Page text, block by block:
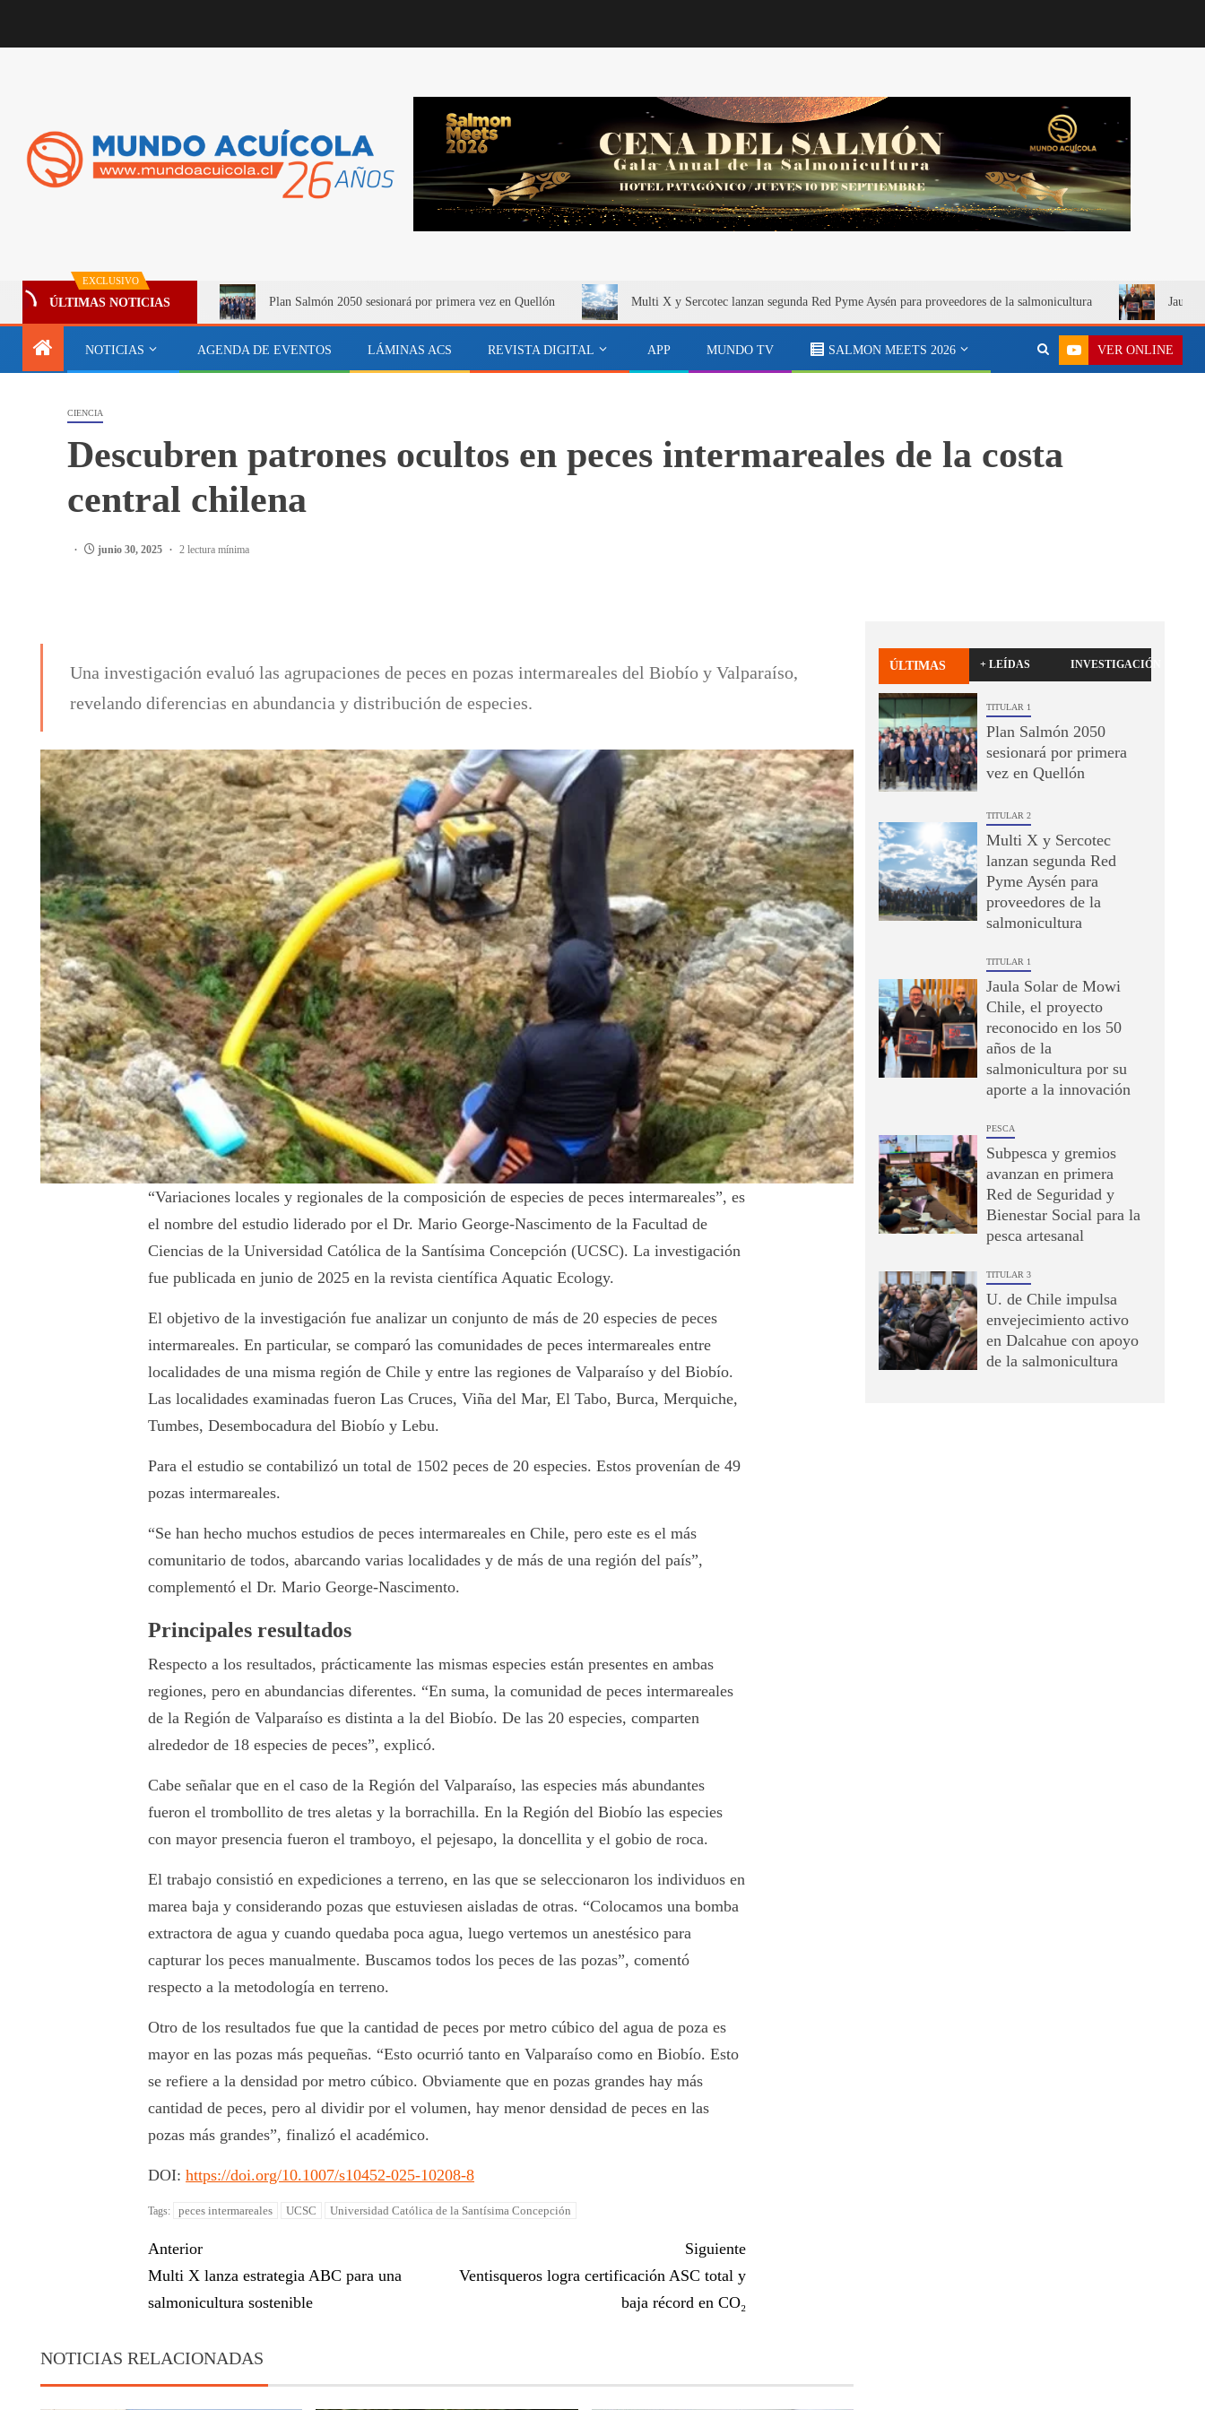
EXCLUSIVO
ÚLTIMAS NOTICIAS Plan Salmón 2050 sesionará por primera vez en Quellón Multi X y Sercotec lanzan segunda Red Pyme Aysén para proveedores de la salmonicultura Jaula
NOTICIAS AGENDA DE EVENTOS LÁMINAS ACS REVISTA DIGITAL APP MUNDO TV SALMON MEETS 2026 VER ONLINE
CIENCIA
Descubren patrones ocultos en peces intermareales de la costa
central chilena
junio 30, 2025 2 lectura mínima
Una investigación evaluó las agrupaciones de peces en pozas intermareales del Biobío y Valparaíso,
revelando diferencias en abundancia y distribución de especies.
“Variaciones locales y regionales de la composición de especies de peces intermareales”, es
el nombre del estudio liderado por el Dr. Mario George-Nascimento de la Facultad de
Ciencias de la Universidad Católica de la Santísima Concepción (UCSC). La investigación
fue publicada en junio de 2025 en la revista científica Aquatic Ecology.
El objetivo de la investigación fue analizar un conjunto de más de 20 especies de peces
intermareales. En particular, se comparó las comunidades de peces intermareales entre
localidades de una misma región de Chile y entre las regiones de Valparaíso y del Biobío.
Las localidades examinadas fueron Las Cruces, Viña del Mar, El Tabo, Burca, Merquiche,
Tumbes, Desembocadura del Biobío y Lebu.
Para el estudio se contabilizó un total de 1502 peces de 20 especies. Estos provenían de 49
pozas intermareales.
“Se han hecho muchos estudios de peces intermareales en Chile, pero este es el más
comunitario de todos, abarcando varias localidades y de más de una región del país”,
complementó el Dr. Mario George-Nascimento.
Principales resultados
Respecto a los resultados, prácticamente las mismas especies están presentes en ambas
regiones, pero en abundancias diferentes. “En suma, la comunidad de peces intermareales
de la Región de Valparaíso es distinta a la del Biobío. De las 20 especies, comparten
alrededor de 18 especies de peces”, explicó.
Cabe señalar que en el caso de la Región del Valparaíso, las especies más abundantes
fueron el trombollito de tres aletas y la borrachilla. En la Región del Biobío las especies
con mayor presencia fueron el tramboyo, el pejesapo, la doncellita y el gobio de roca.
El trabajo consistió en expediciones a terreno, en las que se seleccionaron los individuos en
marea baja y considerando pozas que estuviesen aisladas de otras. “Colocamos una bomba
extractora de agua y cuando quedaba poca agua, luego vertemos un anestésico para
capturar los peces manualmente. Buscamos todos los peces de las pozas”, comentó
respecto a la metodología en terreno.
Otro de los resultados fue que la cantidad de peces por metro cúbico del agua de poza es
mayor en las pozas más pequeñas. “Esto ocurrió tanto en Valparaíso como en Biobío. Esto
se refiere a la densidad por metro cúbico. Obviamente que en pozas grandes hay más
cantidad de peces, pero al dividir por el volumen, hay menor densidad de peces en las
pozas más grandes”, finalizó el académico.
DOI:https://doi.org/10.1007/s10452-025-10208-8
Tags: peces intermareales UCSC Universidad Católica de la Santísima Concepción
Anterior
Multi X lanza estrategia ABC para una
salmonicultura sostenible
Siguiente
Ventisqueros logra certificación ASC total y
baja récord en CO₂
NOTICIAS RELACIONADAS
ÚLTIMAS + LEÍDAS INVESTIGACIÓN
TITULAR 1
Plan Salmón 2050
sesionará por primera
vez en Quellón
TITULAR 2
Multi X y Sercotec
lanzan segunda Red
Pyme Aysén para
proveedores de la
salmonicultura
TITULAR 1
Jaula Solar de Mowi
Chile, el proyecto
reconocido en los 50
años de la
salmonicultura por su
aporte a la innovación
PESCA
Subpesca y gremios
avanzan en primera
Red de Seguridad y
Bienestar Social para la
pesca artesanal
TITULAR 3
U. de Chile impulsa
envejecimiento activo
en Dalcahue con apoyo
de la salmonicultura